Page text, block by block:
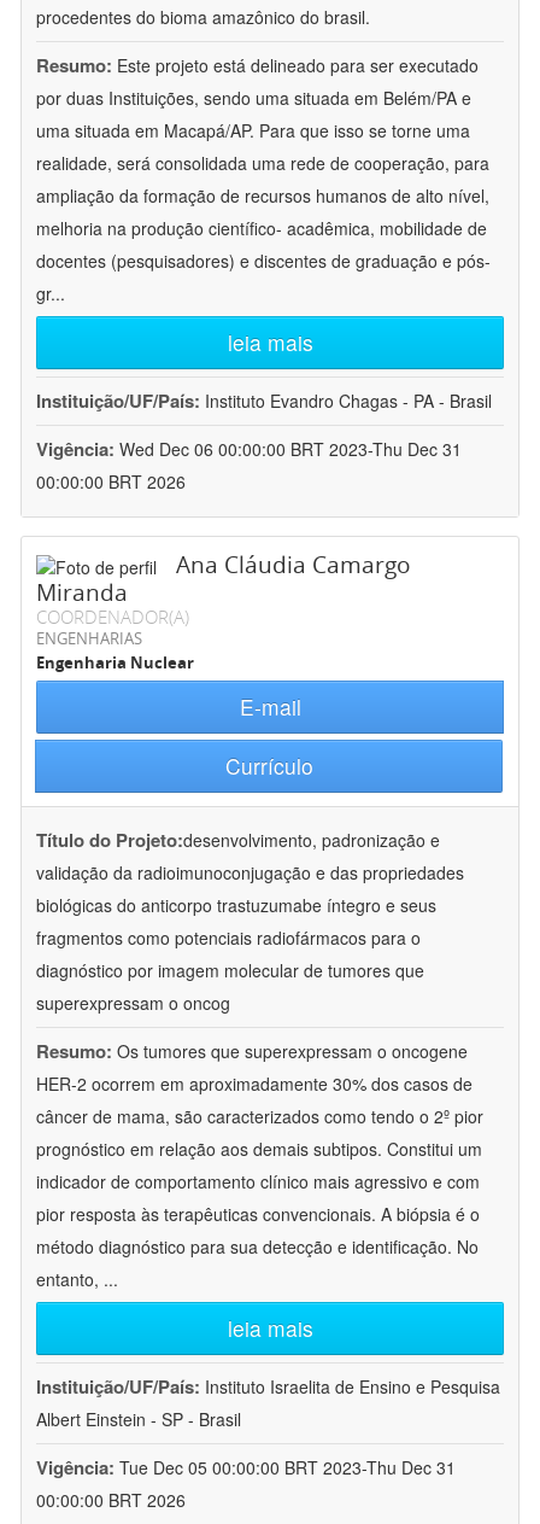
procedentes do bioma amazônico do brasil.
Resumo: Este projeto está delineado para ser executado
por duas Instituições, sendo uma situada em Belém/PA e
uma situada em Macapá/AP. Para que isso se torne uma
realidade, será consolidada uma rede de cooperação, para
ampliação da formação de recursos humanos de alto nível,
melhoria na produção científico- acadêmica, mobilidade de
docentes (pesquisadores) e discentes de graduação e pós-
gr...
leia mais
Instituição/UF/País: Instituto Evandro Chagas - PA - Brasil
Vigência: Wed Dec 06 00:00:00 BRT 2023-Thu Dec 31
00:00:00 BRT 2026
Ana Cláudia Camargo
Miranda
COORDENADOR(A)
ENGENHARIAS
Engenharia Nuclear
E-mail
Currículo
Título do Projeto:desenvolvimento, padronização e
validação da radioimunoconjugação e das propriedades
biológicas do anticorpo trastuzumabe íntegro e seus
fragmentos como potenciais radiofármacos para o
diagnóstico por imagem molecular de tumores que
superexpressam o oncog
Resumo: Os tumores que superexpressam o oncogene
HER-2 ocorrem em aproximadamente 30% dos casos de
câncer de mama, são caracterizados como tendo o 2º pior
prognóstico em relação aos demais subtipos. Constitui um
indicador de comportamento clínico mais agressivo e com
pior resposta às terapêuticas convencionais. A biópsia é o
método diagnóstico para sua detecção e identificação. No
entanto, ...
leia mais
Instituição/UF/País: Instituto Israelita de Ensino e Pesquisa
Albert Einstein - SP - Brasil
Vigência: Tue Dec 05 00:00:00 BRT 2023-Thu Dec 31
00:00:00 BRT 2026